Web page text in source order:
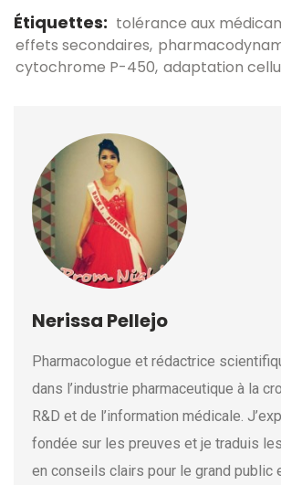
Étiquettes: tolérance aux
effets secondaires
cytochrome P-450 adaptation
Nerissa Pellejo
Pharmacologue et rédactrice
dans l’industrie pharmaceutique à la
R&D et de l’information médicale.
fondée sur les preuves et je traduis
en conseils clairs pour le grand public